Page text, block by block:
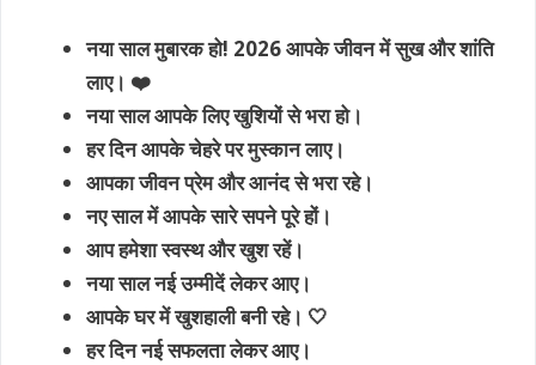
नया साल मुबारक हो! 2026 आपके जीवन में सुख और शांति
लाए। ❤️
नया साल आपके लिए खुशियों से भरा हो।
हर दिन आपके चेहरे पर मुस्कान लाए।
आपका जीवन प्रेम और आनंद से भरा रहे।
नए साल में आपके सारे सपने पूरे हों।
आप हमेशा स्वस्थ और खुश रहें।
नया साल नई उम्मीदें लेकर आए।
आपके घर में खुशहाली बनी रहे। 🤍
हर दिन नई सफलता लेकर आए।